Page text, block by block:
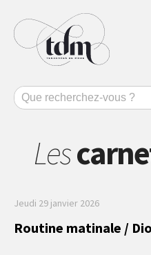
Les
Jeudi 29 janvier 2026
Routine matinale /